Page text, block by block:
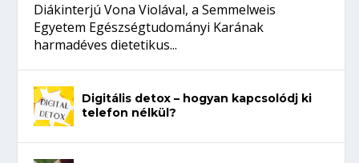
Diákinterjú Vona Violával, a Semmelweis
Egyetem Egészségtudományi Karának
harmadéves dietetikus...
Digitális detox – hogyan kapcsolódj ki
telefon nélkül?